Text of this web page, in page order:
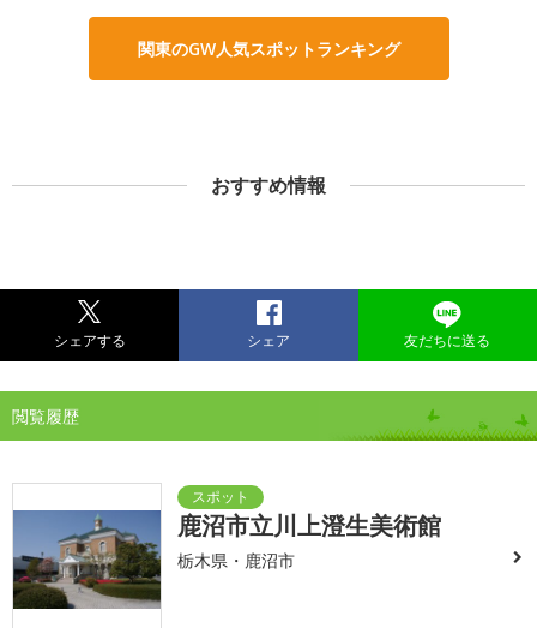
関東のGW人気スポットランキング
おすすめ情報
シェアする シェア 友だちに送る
閲覧履歴
鹿沼市立川上澄生美術館
栃木県・鹿沼市